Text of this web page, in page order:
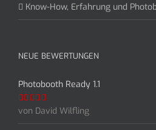
Know-How, Erfahrung und
NEUE BEWERTUNGEN
Photobooth Ready 1.1
Bewertet
von David Wilfling